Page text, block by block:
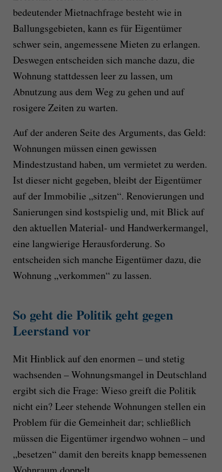
bedeutender Mietnachfrage besteht wie in
Ballungsgebieten, kann es für Eigentümer
schwer sein, angemessene Mieten zu erlangen.
Deswegen entscheiden sich manche dazu, die
Wohnung stattdessen leer zu lassen, um
Abnutzung aus dem Weg zu gehen und auf
rosigere Zeiten zu warten.
Auf der anderen Seite des Arguments, das Geld:
Wohnungen müssen einen gewissen
Mindestzustand haben, um vermietet zu werden.
Ist dieser nicht gegeben, bleibt der Eigentümer
auf der Immobilie „sitzen“. Renovierungen und
Sanierungen sind kostspielig und, mit Blick auf
den aktuellen Material- und Handwerkermangel,
eine langwierige Herausforderung. So
entscheiden sich manche Eigentümer dazu, die
Wohnung „verkommen“ zu lassen.
So geht die Politik geht gegen
Leerstand vor
Mit Hinblick auf den enormen – und stetig
wachsenden – Wohnungsmangel in Deutschland
ergibt sich die Frage: Wieso greift die Politik
nicht ein? Leer stehende Wohnungen stellen ein
Problem für die Gemeinheit dar; schließlich
müssen die Eigentümer irgendwo wohnen – und
„besetzen“ damit den bereits knapp bemessenen